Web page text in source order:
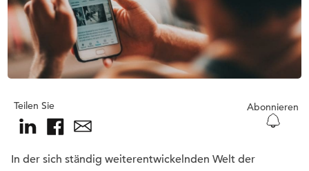
Teilen Sie Abonnieren
In der sich ständig weiterentwickelnden Welt der